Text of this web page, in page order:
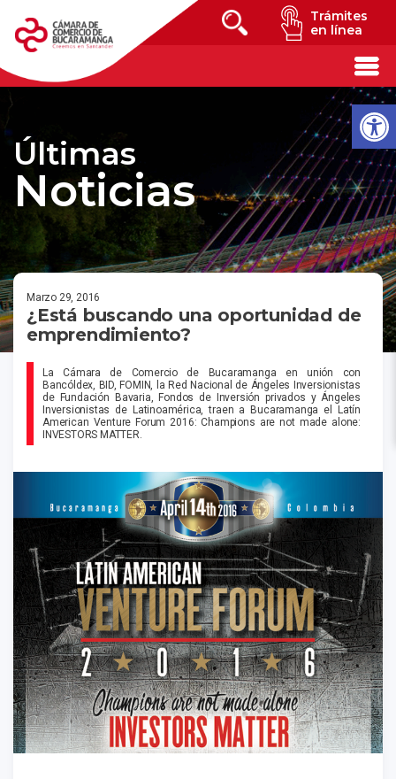
Trámites
en línea
Últimas
Noticias
Marzo 29, 2016
¿Está buscando una oportunidad de
emprendimiento?
La Cámara de Comercio de Bucaramanga en unión con
Bancóldex, BID, FOMIN, la Red Nacional de Ángeles Inversionistas
de Fundación Bavaria, Fondos de Inversión privados y Ángeles
Inversionistas de Latinoamérica, traen a Bucaramanga el Latín
American Venture Forum 2016: Champions are not made alone:
INVESTORS MATTER.